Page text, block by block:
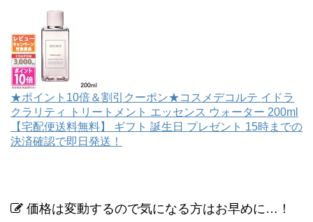
★ポイント10倍＆割引クーポン★コスメデコルテ イドラ
クラリティ トリートメント エッセンス ウォーター 200ml
【宅配便送料無料】 ギフト 誕生日 プレゼント 15時までの
決済確認で即日発送！
価格は変動するので気になる方はお早めに … ！